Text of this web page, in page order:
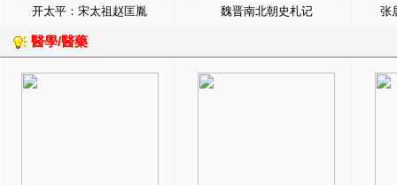
开太平：宋太祖赵匡胤 魏晋南北朝史札记 张
醫學/醫藥